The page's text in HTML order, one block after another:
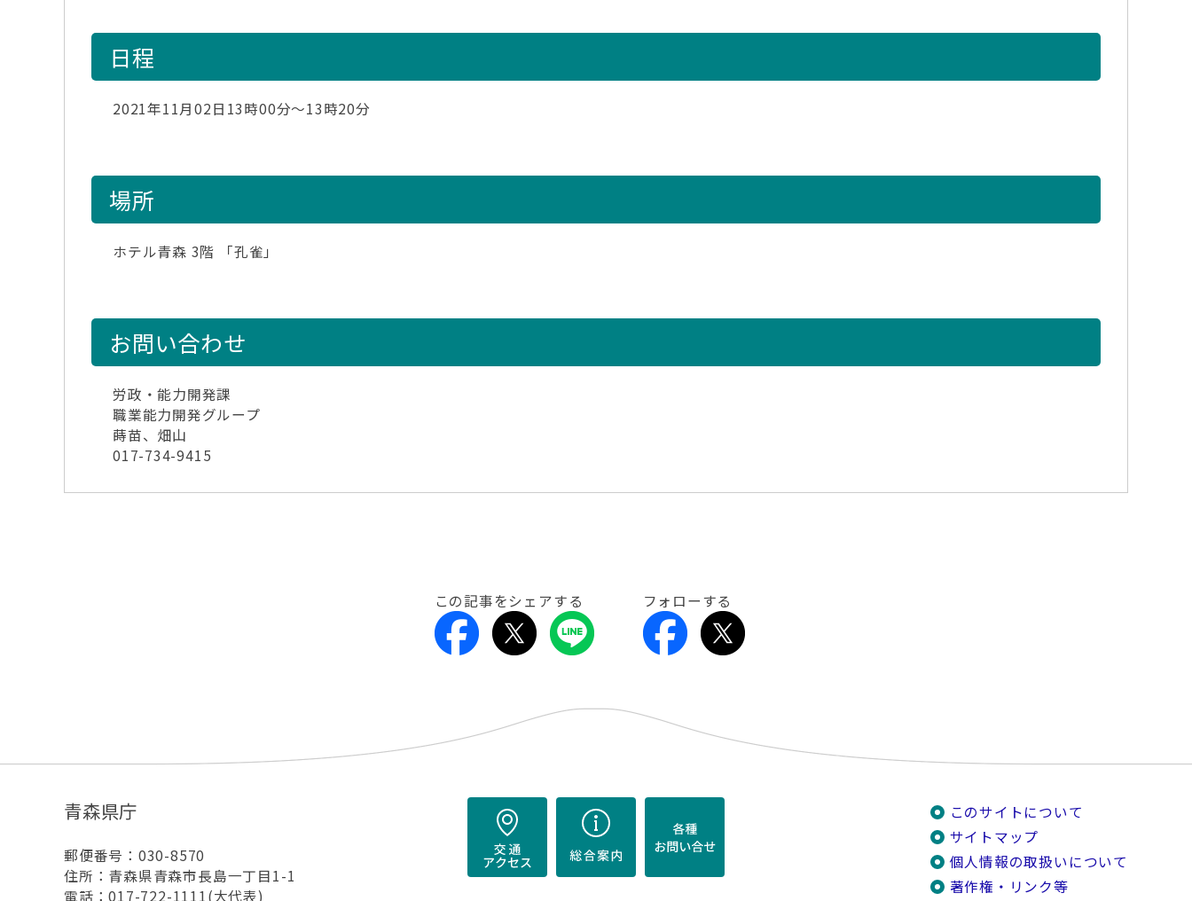
日程
2021年11月02日13時00分～13時20分
場所
ホテル青森 3階 「孔雀」
お問い合わせ
労政・能力開発課
職業能力開発グループ
蒔苗、畑山
017-734-9415
この記事をシェアする フォローする
青森県庁
郵便番号：030-8570
住所：青森県青森市長島一丁目1-1
電話：017-722-1111(大代表)
このサイトについて
サイトマップ
個人情報の取扱いについて
著作権・リンク等